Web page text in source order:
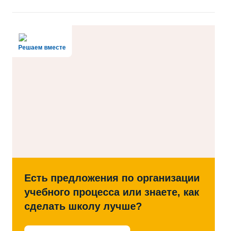
Решаем вместе
Есть предложения по организации
учебного процесса или знаете, как
сделать школу лучше?